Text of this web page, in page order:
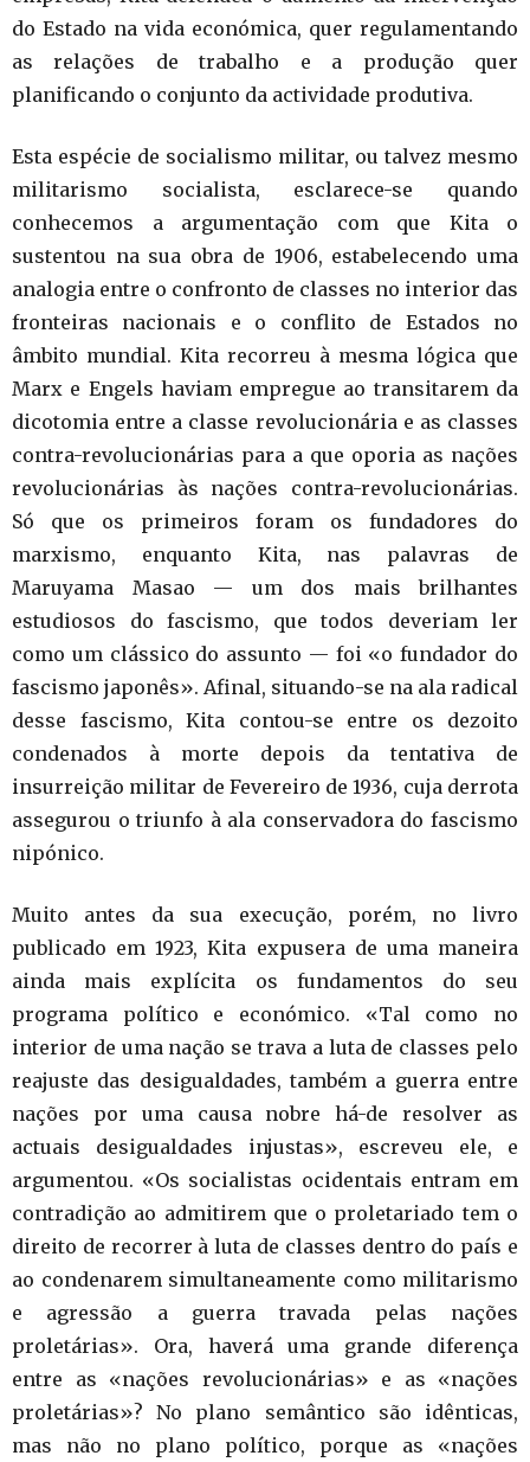
do Estado na vida económica, quer regulamentando
as relações de trabalho e a produção quer
planificando o conjunto da actividade produtiva.
Esta espécie de socialismo militar, ou talvez mesmo
militarismo socialista, esclarece-se quando
conhecemos a argumentação com que Kita o
sustentou na sua obra de 1906, estabelecendo uma
analogia entre o confronto de classes no interior das
fronteiras nacionais e o conflito de Estados no
âmbito mundial. Kita recorreu à mesma lógica que
Marx e Engels haviam empregue ao transitarem da
dicotomia entre a classe revolucionária e as classes
contra-revolucionárias para a que oporia as nações
revolucionárias às nações contra-revolucionárias.
Só que os primeiros foram os fundadores do
marxismo, enquanto Kita, nas palavras de
Maruyama Masao — um dos mais brilhantes
estudiosos do fascismo, que todos deveriam ler
como um clássico do assunto — foi «o fundador do
fascismo japonês». Afinal, situando-se na ala radical
desse fascismo, Kita contou-se entre os dezoito
condenados à morte depois da tentativa de
insurreição militar de Fevereiro de 1936, cuja derrota
assegurou o triunfo à ala conservadora do fascismo
nipónico.
Muito antes da sua execução, porém, no livro
publicado em 1923, Kita expusera de uma maneira
ainda mais explícita os fundamentos do seu
programa político e económico. «Tal como no
interior de uma nação se trava a luta de classes pelo
reajuste das desigualdades, também a guerra entre
nações por uma causa nobre há-de resolver as
actuais desigualdades injustas», escreveu ele, e
argumentou. «Os socialistas ocidentais entram em
contradição ao admitirem que o proletariado tem o
direito de recorrer à luta de classes dentro do país e
ao condenarem simultaneamente como militarismo
e agressão a guerra travada pelas nações
proletárias». Ora, haverá uma grande diferença
entre as «nações revolucionárias» e as «nações
proletárias»? No plano semântico são idênticas,
mas não no plano político, porque as «nações